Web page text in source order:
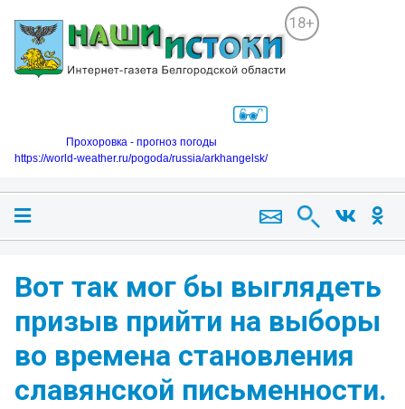
18+
Прохоровка - прогноз погоды
https://world-weather.ru/pogoda/russia/arkhangelsk/
Вот так мог бы выглядеть
призыв прийти на выборы
во времена становления
славянской письменности.